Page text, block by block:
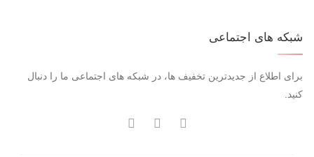
شبکه های اجتماعی
برای اطلاع از جدیدترین تخفیف ها، در شبکه های اجتماعی ما را دنبال
کنید.